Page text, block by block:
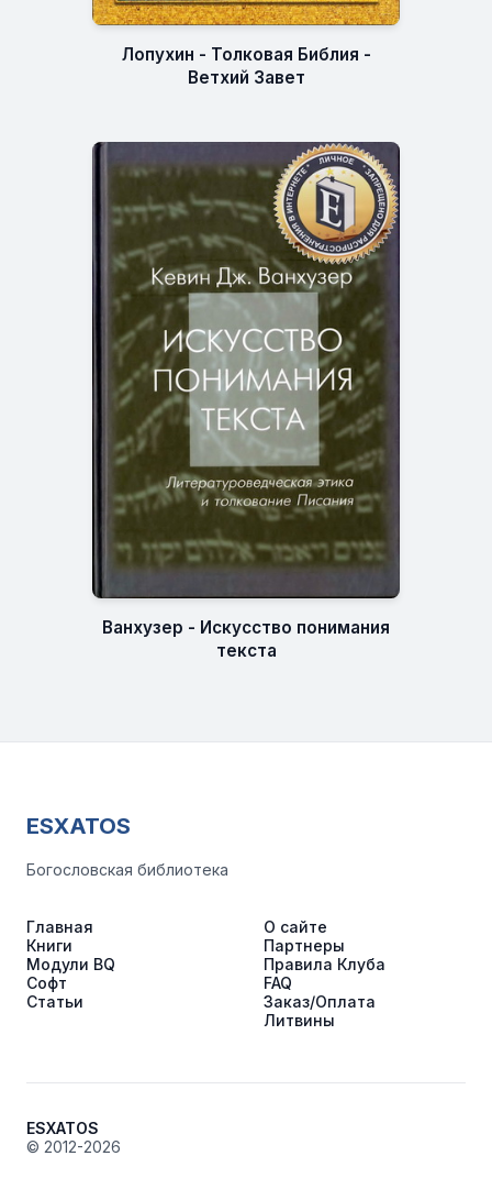
Лопухин - Толковая Библия -
Ветхий Завет
Ванхузер - Искусство понимания
текста
ESXATOS
Богословская библиотека
Главная
Книги
Модули BQ
Софт
Статьи
О сайте
Партнеры
Правила Клуба
FAQ
Заказ/Оплата
Литвины
ESXATOS
© 2012-2026